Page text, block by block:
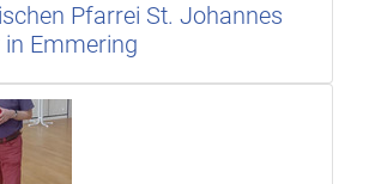
Pfarrei St. Johannes
Emmering